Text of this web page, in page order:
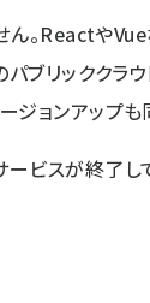
ん。Reactや
ブリッククラ
ジョンアップも
ビスが終了し